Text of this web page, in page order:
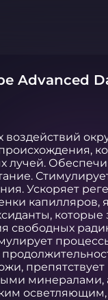
Advanced
лучей.
Ускоряет
капилляров,
свободных
минералами,